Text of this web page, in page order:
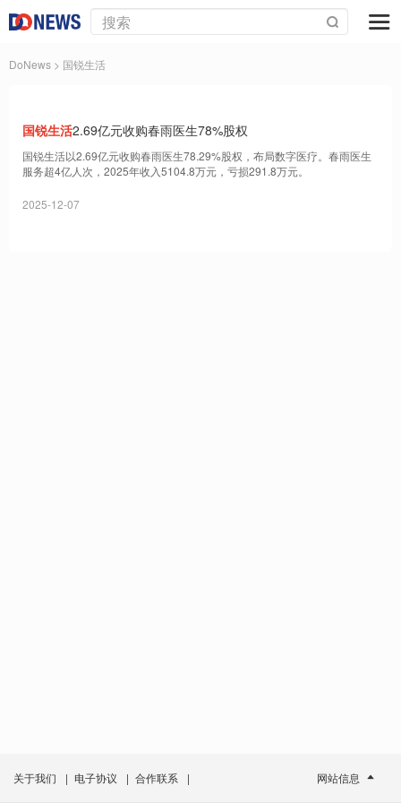
DoNews > 国锐生活
国锐生活2.69亿元收购春雨医生78%股权
国锐生活以2.69亿元收购春雨医生78.29%股权，布局数字医疗。春雨医生
服务超4亿人次，2025年收入5104.8万元，亏损291.8万元。
2025-12-07
关于我们 | 电子协议 | 合作联系 | 网站信息